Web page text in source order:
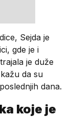
Sejda je
gde je i
je duže
da su
dana.
koje je